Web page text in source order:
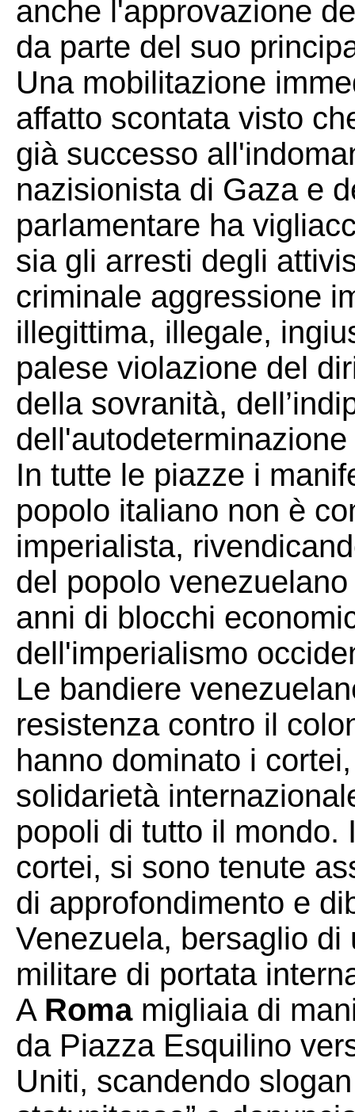
anche l'approvazione
da parte del suo
Una mobilitazione
affatto scontata visto
già successo
nazisionista di Gaza e
parlamentare ha
sia gli arresti degli
criminale aggressione
illegittima, illegale,
palese violazione del
della sovranità,
In tutte le piazze i
popolo italiano non è
imperialista,
del popolo
anni di blocchi
dell'imperialismo
Le bandiere
resistenza contro il
hanno dominato i
solidarietà
popoli di tutto il mondo.
cortei, si sono tenute
di approfondimento e
Venezuela, bersaglio
militare di portata
A Romamigliaia di
da Piazza Esquilino
Uniti, scandendo